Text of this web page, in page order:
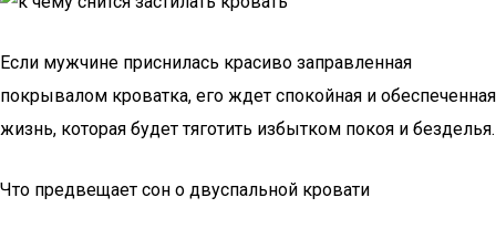
Если мужчине приснилась красиво заправленная
покрывалом кроватка, его ждет спокойная и обеспеченная
жизнь, которая будет тяготить избытком покоя и безделья.
Что предвещает сон о двуспальной кровати